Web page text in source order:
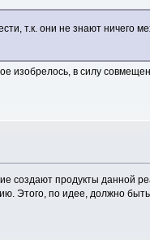
т.к. они не знают ничего
изобрелось, в силу
создают продукты данной
Этого, по идее, должно